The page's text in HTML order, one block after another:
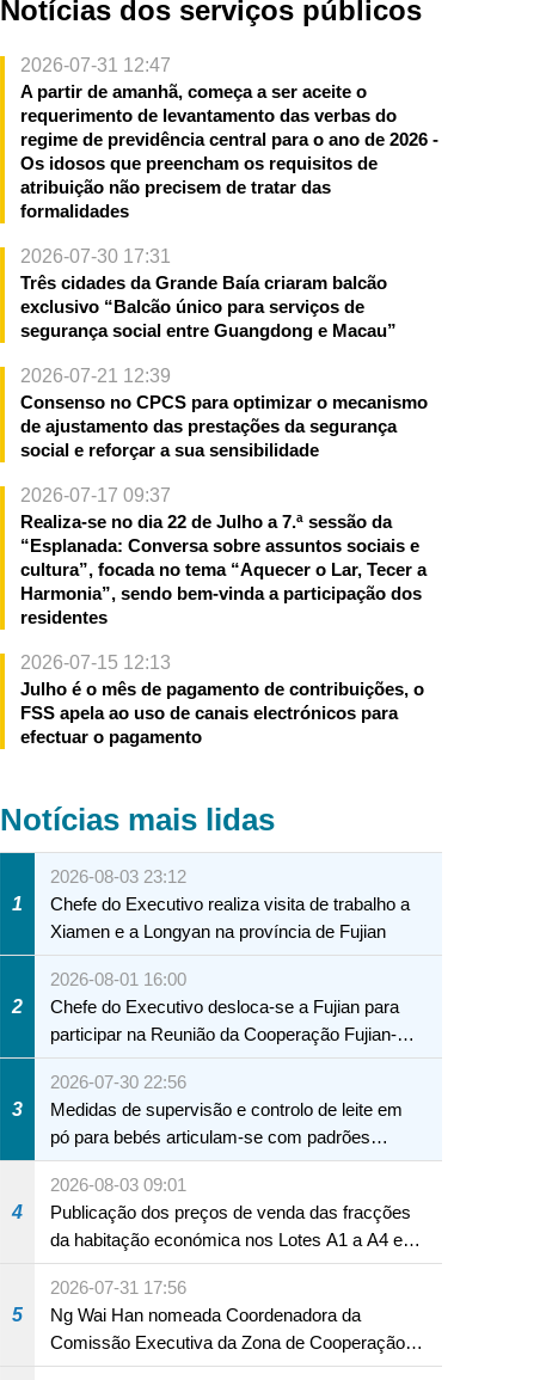
Notícias dos serviços públicos
2026-07-31 12:47
A partir de amanhã, começa a ser aceite o
requerimento de levantamento das verbas do
regime de previdência central para o ano de 2026 -
Os idosos que preencham os requisitos de
atribuição não precisem de tratar das
formalidades
2026-07-30 17:31
Três cidades da Grande Baía criaram balcão
exclusivo “Balcão único para serviços de
segurança social entre Guangdong e Macau”
2026-07-21 12:39
Consenso no CPCS para optimizar o mecanismo
de ajustamento das prestações da segurança
social e reforçar a sua sensibilidade
2026-07-17 09:37
Realiza-se no dia 22 de Julho a 7.ª sessão da
“Esplanada: Conversa sobre assuntos sociais e
cultura”, focada no tema “Aquecer o Lar, Tecer a
Harmonia”, sendo bem-vinda a participação dos
residentes
2026-07-15 12:13
Julho é o mês de pagamento de contribuições, o
FSS apela ao uso de canais electrónicos para
efectuar o pagamento
Notícias mais lidas
1
2026-08-03 23:12
Chefe do Executivo realiza visita de trabalho a
Xiamen e a Longyan na província de Fujian
2
2026-08-01 16:00
Chefe do Executivo desloca-se a Fujian para
participar na Reunião da Cooperação Fujian-
Macau
3
2026-07-30 22:56
Medidas de supervisão e controlo de leite em
pó para bebés articulam-se com padrões
internacionais Serviços interdepartamentais
envidam esforços para assegurar a saúde dos
bebés e crianças, assim como a segurança
alimentar
4
2026-08-03 09:01
Publicação dos preços de venda das fracções
da habitação económica nos Lotes A1 a A4 e
A12 da Zona A dos Novos Aterros
5
2026-07-31 17:56
Ng Wai Han nomeada Coordenadora da
Comissão Executiva da Zona de Cooperação
Aprofundada entre Guangdong e Macau em